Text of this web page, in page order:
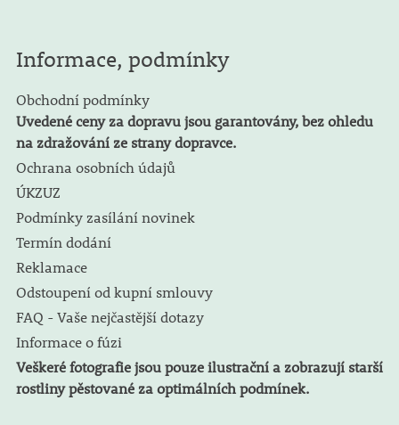
Informace, podmínky
Obchodní podmínky
Uvedené ceny za dopravu jsou garantovány, bez ohledu
na zdražování ze strany dopravce.
Ochrana osobních údajů
ÚKZUZ
Podmínky zasílání novinek
Termín dodání
Reklamace
Odstoupení od kupní smlouvy
FAQ - Vaše nejčastější dotazy
Informace o fúzi
Veškeré fotografie jsou pouze ilustrační a zobrazují starší
rostliny pěstované za optimálních podmínek.